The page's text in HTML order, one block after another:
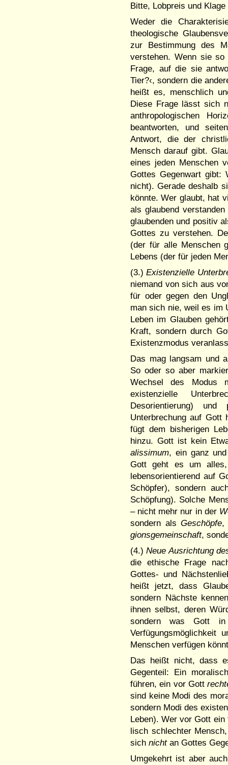
Bitte, Lobpreis und
Weder die
theolo­gi­­sche
zur Be­stim­mung des
verstehen. Wenn sie so
Frage, auf die sie
Tier?‹, sondern die
heißt es, menschlich
Diese Frage lässt sich
anthropo­logischen
beantworten, und
Antwort, die der
Mensch darauf gibt.
eines jeden Men­schen
Gottes Gegenwart gibt:
nicht). Gerade deshalb
könnte. Wer glaubt, hat
als glaubend
glaubenden und positiv
Gottes zu verstehen.
(der für alle Menschen
Lebens (der für jeden
(3.)Existenzielle
nie­mand von sich aus
für oder gegen den
man sich nie, weil es im
Leben im Glauben
Kraft, sondern durch
Existenzmodus
Das mag langsam und
So oder so aber
Wech­sel des Modus
existenzielle
Desorientierung)
Unterbrechung auf Gott
fügt dem bisherigen
hinzu. Gott ist kein
alissi­mum, ein ganz
Gott geht es um
lebensorientie­rend auf
Schöpfer), sondern
Schöp­fung). Solche
– nicht mehr nur in der
son­dern alsGe­schöpfe,
gions­ge­mein­schaft,
(4.)Neue Ausrichtung
die ethische Frage
Gottes- und
heißt jetzt, dass
sondern Nächste
ihnen selbst, deren
sondern was Gott in
Verfügungsmöglichkeit
Menschen verfügen
Das heißt nicht, dass
Gegenteil: Ein
führen, ein vor Gott
sind keine Modi des
sondern Modi des
Leben). Wer vor Gott
lisch schlechter
sichnichtan Gottes
Umgekehrt ist aber